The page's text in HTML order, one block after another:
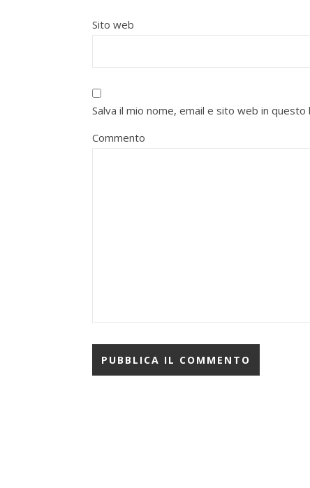
Sito web
Salva il mio nome, email e sito web in
Commento